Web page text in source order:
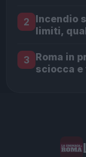
2 Incendio
limiti,
3 Roma in
sciocca